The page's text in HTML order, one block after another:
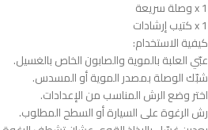
1 x وصلة سريعة
1 x كتيب إرشادات
كيفية الاستخدام:
عبّي العلبة بالموية والصابون الخاص بالغسيل.
شبّك الوصلة بمصدر الموية أو المسدس.
اختر وضع الرش المناسب من الإعدادات.
رش الرغوة على السيارة أو السطح المطلوب.